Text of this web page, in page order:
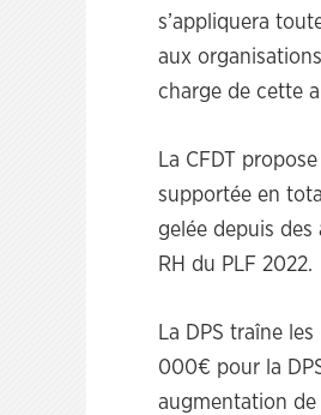
s’appliquera
aux
charge de cette
La CFDT
supportée en
gelée depuis
RH du PLF 2022.
La DPS traîne
000€ pour la
augmentation de